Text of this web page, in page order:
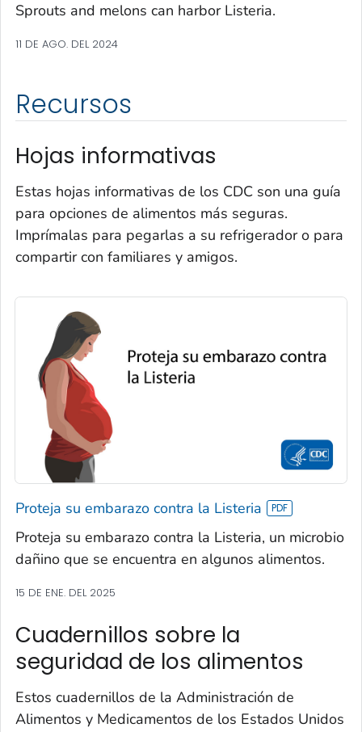
Sprouts and melons can harbor Listeria.
11 DE AGO. DEL 2024
Recursos
Hojas informativas
Estas hojas informativas de los CDC son una guía
para opciones de alimentos más seguras.
Imprímalas para pegarlas a su refrigerador o para
compartir con familiares y amigos.
Proteja su embarazo contra la Listeria
Proteja su embarazo contra la Listeria, un microbio
dañino que se encuentra en algunos alimentos.
15 DE ENE. DEL 2025
Cuadernillos sobre la
seguridad de los alimentos
Estos cuadernillos de la Administración de
Alimentos y Medicamentos de los Estados Unidos